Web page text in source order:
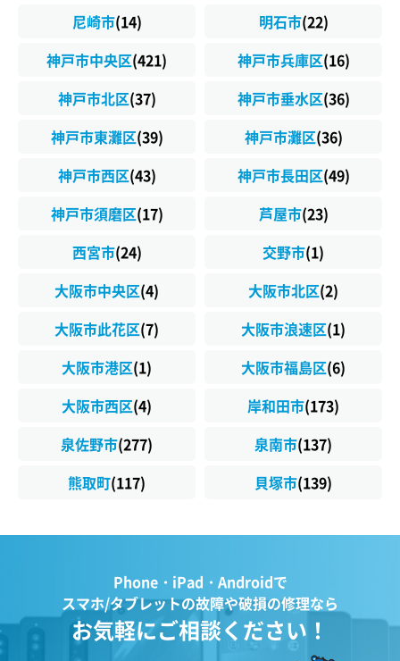
尼崎市(14) 明石市(22)
神戸市中央区(421) 神戸市兵庫区(16)
神戸市北区(37) 神戸市垂水区(36)
神戸市東灘区(39) 神戸市灘区(36)
神戸市西区(43) 神戸市長田区(49)
神戸市須磨区(17) 芦屋市(23)
西宮市(24) 交野市(1)
大阪市中央区(4) 大阪市北区(2)
大阪市此花区(7) 大阪市浪速区(1)
大阪市港区(1) 大阪市福島区(6)
大阪市西区(4) 岸和田市(173)
泉佐野市(277) 泉南市(137)
熊取町(117) 貝塚市(139)
Phone・iPad・Androidで
スマホ/タブレットの故障や破損の修理なら
お気軽にご相談ください！